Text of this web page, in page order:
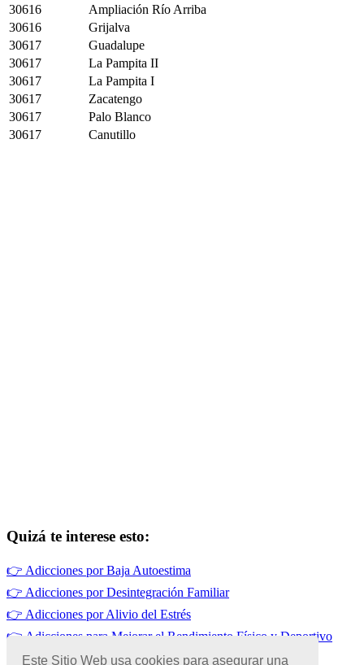
Este Sitio Web usa cookies para asegurar una
30616
Ampliación Río Arriba
30616
Grijalva
30617
Guadalupe
30617
La Pampita II
30617
La Pampita I
30617
Zacatengo
30617
Palo Blanco
30617
Canutillo
Quizá te interese esto:
👉 Adicciones por Baja Autoestima
👉 Adicciones por Desintegración Familiar
👉 Adicciones por Alivio del Estrés
👉 Adicciones para Mejorar el Rendimiento Físico y Deportivo
👉Adicciones por Enfermedades Mentales en México